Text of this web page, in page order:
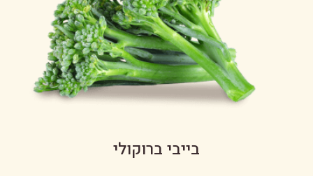
בייבי ברוקולי